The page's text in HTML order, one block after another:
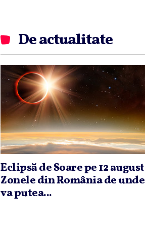
De actualitate
Eclipsă de Soare pe 12
Zonele din România de unde
va putea...